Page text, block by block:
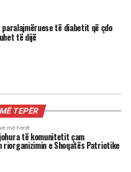
paralajmëruese të diabetit që çdo
të dijë
me natën, Meri
çfarë sjell kjo javë